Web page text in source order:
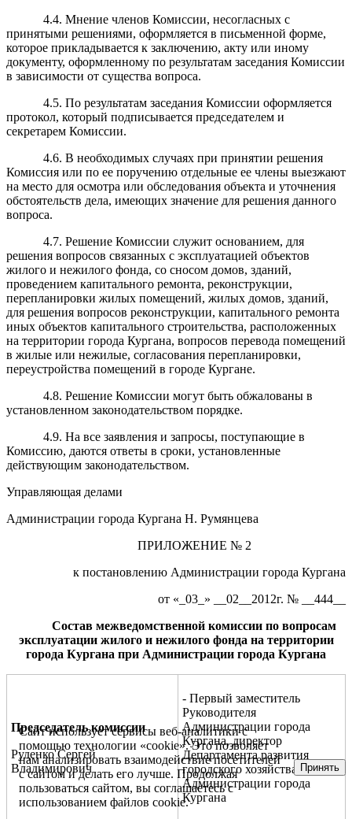
4.4. Мнение членов Комиссии, несогласных с
принятыми решениями, оформляется в письменной форме,
которое прикладывается к заключению, акту или иному
документу, оформленному по результатам заседания Комиссии
в зависимости от существа вопроса.
4.5. По результатам заседания Комиссии оформляется
протокол, который подписывается председателем и
секретарем Комиссии.
4.6. В необходимых случаях при принятии решения
Комиссия или по ее поручению отдельные ее члены выезжают
на место для осмотра или обследования объекта и уточнения
обстоятельств дела, имеющих значение для решения данного
вопроса.
4.7. Решение Комиссии служит основанием, для
решения вопросов связанных с эксплуатацией объектов
жилого и нежилого фонда, со сносом домов, зданий,
проведением капитального ремонта, реконструкции,
перепланировки жилых помещений, жилых домов, зданий,
для решения вопросов реконструкции, капитального ремонта
иных объектов капитального строительства, расположенных
на территории города Кургана, вопросов перевода помещений
в жилые или нежилые, согласования перепланировки,
переустройства помещений в городе Кургане.
4.8. Решение Комиссии могут быть обжалованы в
установленном законодательством порядке.
4.9. На все заявления и запросы, поступающие в
Комиссию, даются ответы в сроки, установленные
действующим законодательством.
Управляющая делами
Администрации города Кургана Н. Румянцева
ПРИЛОЖЕНИЕ № 2
к постановлению Администрации города Кургана
от «_03_» __02__2012г. № __444__
Состав межведомственнойкомиссии по вопросам
эксплуатации жилого и нежилого фонда на территории
города Кургана при Администрации города Кургана
Председатель комиссии
Руденко Сергей
Владимирович
- Первый заместитель
Руководителя
Администрации города
Кургана, директор
Департамента развития
городского хозяйства
Администрации города
Кургана
Сайт использует сервисы веб-аналитики с
помощью технологии «cookie». Это позволяет
нам анализировать взаимодействие посетителей
с сайтом и делать его лучше. Продолжая
пользоваться сайтом, вы соглашаетесь с
использованием файлов cookie.
Принять